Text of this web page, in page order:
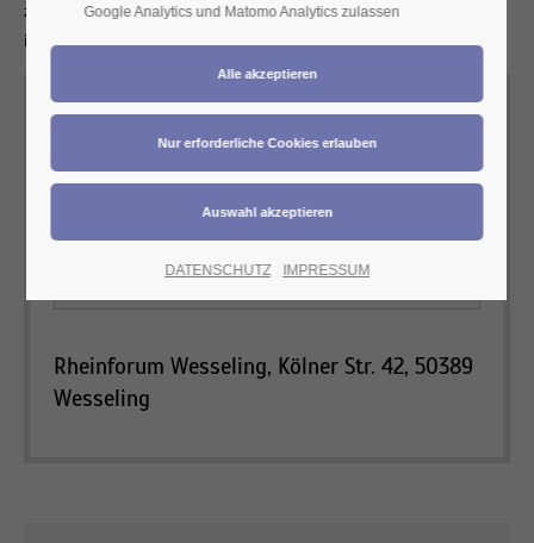
zum Mitmachen, Fotobox, Steel-Darts-Meisterschaft, Kickern, .....
im Rheinforum in Wesseling! Seid dabei!
Rheinforum Wesseling, Kölner Str. 42, 50389
Wesseling
Google Analytics und Matomo Analytics zulassen
DATENSCHUTZ IMPRESSUM